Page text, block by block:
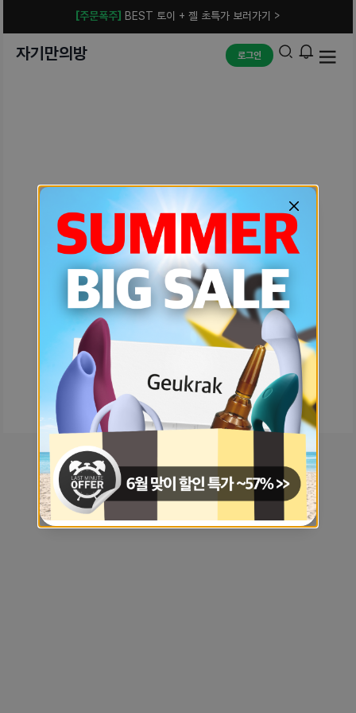
[주문폭주] BEST 토이 + 젤 초특가 보러가기 >
자기만의방 로그인
예상치 못한 에러입니다.